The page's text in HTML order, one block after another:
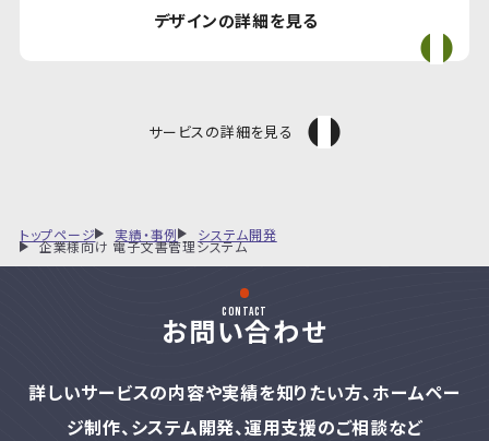
デザインの詳細を見る
サービスの詳細を見る
トップページ 実績・事例 システム開発
企業様向け 電子文書管理システム
contact
お問い合わせ
詳しいサービスの内容や実績を知りたい方、 ホームペー
ジ制作、システム開発、運用支援のご相談など